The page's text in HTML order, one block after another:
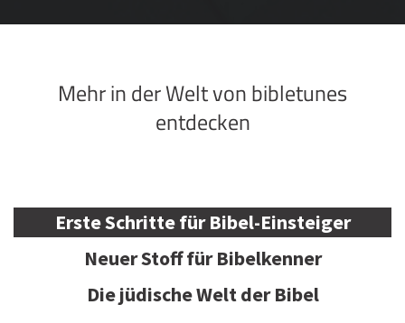
Mehr in der Welt von bibletunes
entdecken
Erste Schritte für Bibel-Einsteiger
Neuer Stoff für Bibelkenner
Die jüdische Welt der Bibel